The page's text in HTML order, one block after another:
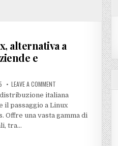
alternativa a
e
LEAVE A COMMENT
italiana
il passaggio a Linux
Offre una vasta gamma di
tra…